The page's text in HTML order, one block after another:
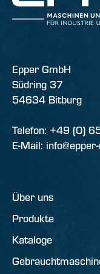
Epper GmbH
Südring 37
54634 Bitburg
Telefon: +49 (0)
E-Mail:
Über uns
Produkte
Kataloge